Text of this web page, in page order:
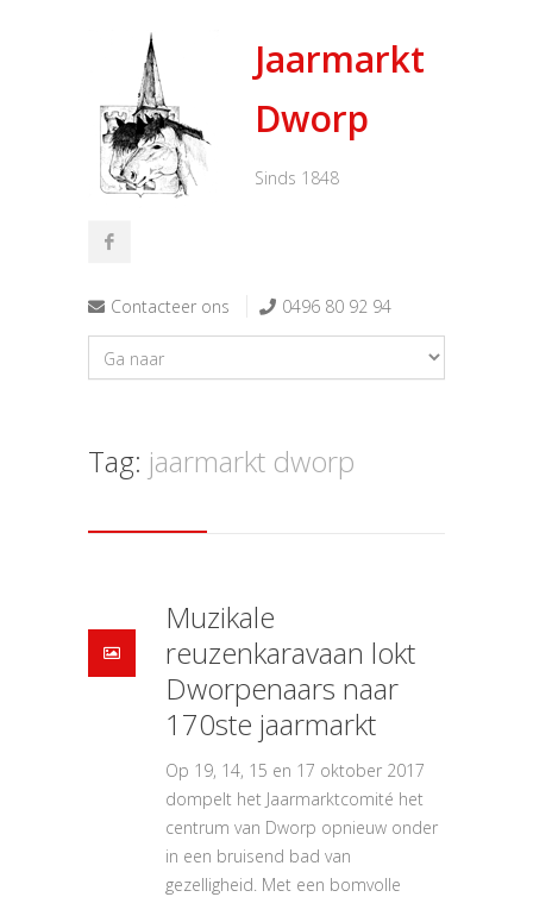
Jaarmarkt
Dworp
Sinds 1848
Contacteer ons 0496 80 92 94
Tag: jaarmarkt dworp
Muzikale
reuzenkaravaan lokt
Dworpenaars naar
170ste jaarmarkt
Op 19, 14, 15 en 17 oktober 2017
dompelt het Jaarmarktcomité het
centrum van Dworp opnieuw onder
in een bruisend bad van
gezelligheid. Met een bomvolle